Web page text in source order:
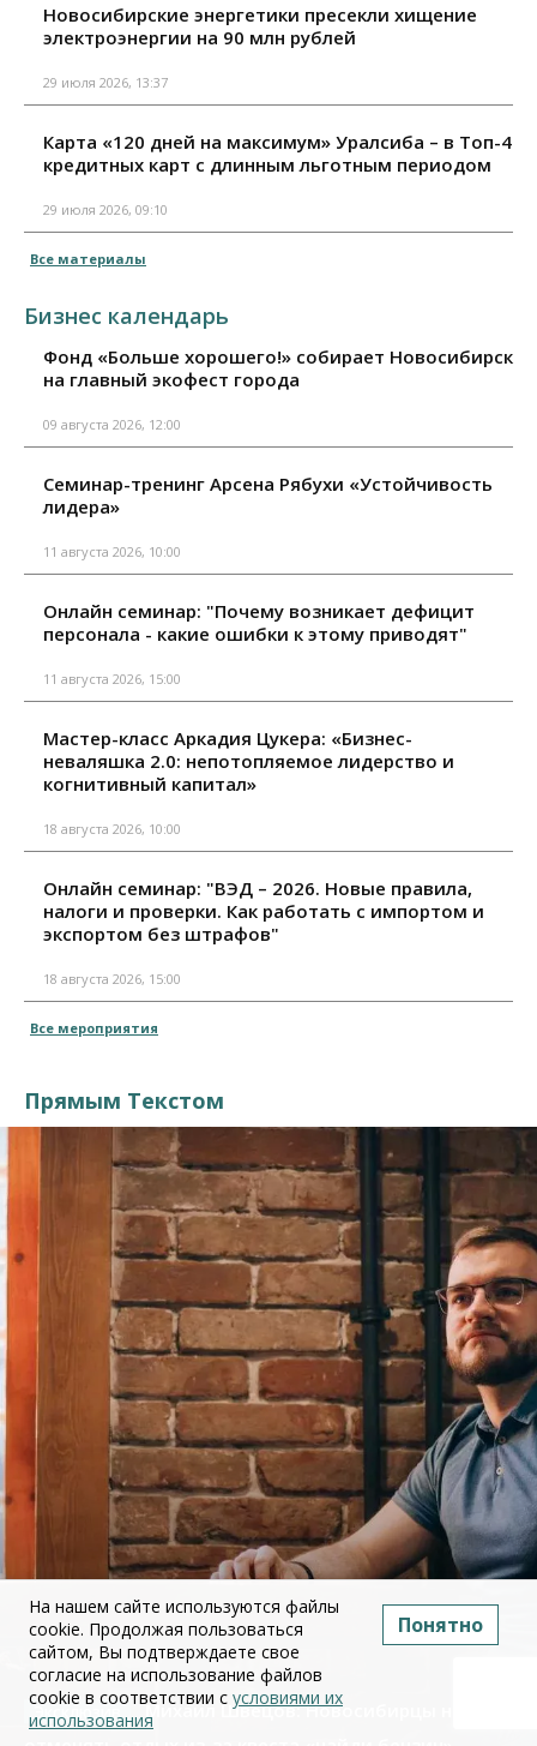
Новосибирские энергетики пресекли хищение
электроэнергии на 90 млн рублей
29 июля 2026, 13:37
Карта «120 дней на максимум» Уралсиба – в Топ-4
кредитных карт с длинным льготным периодом
29 июля 2026, 09:10
Все материалы
Бизнес календарь
Фонд «Больше хорошего!» собирает Новосибирск
на главный экофест города
09 августа 2026, 12:00
Семинар-тренинг Арсена Рябухи «Устойчивость
лидера»
11 августа 2026, 10:00
Онлайн семинар: "Почему возникает дефицит
персонала - какие ошибки к этому приводят"
11 августа 2026, 15:00
Мастер-класс Аркадия Цукера: «Бизнес-
неваляшка 2.0: непотопляемое лидерство и
когнитивный капитал»
18 августа 2026, 10:00
Онлайн семинар: "ВЭД – 2026. Новые правила,
налоги и проверки. Как работать с импортом и
экспортом без штрафов"
18 августа 2026, 15:00
Все мероприятия
Прямым Текстом
Михаил Швецов: Новосибирцы начали
На нашем сайте используются файлы
cookie. Продолжая пользоваться
сайтом, Вы подтверждаете свое
согласие на использование файлов
cookie в соответствии с условиями их
использования
Понятно